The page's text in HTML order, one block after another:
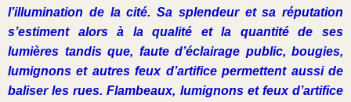
l’illumination de la cité. Sa splendeur et sa réputation
s’estiment alors à la qualité et la quantité de ses
lumières tandis que, faute d’éclairage public, bougies,
lumignons et autres feux d’artifice permettent aussi de
baliser les rues. Flambeaux, lumignons et feux d’artifice